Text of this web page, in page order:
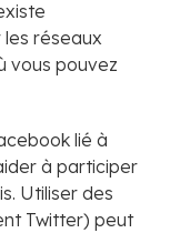
réseaux
vous pouvez
lié à
à participer
Utiliser des
Twitter) peut